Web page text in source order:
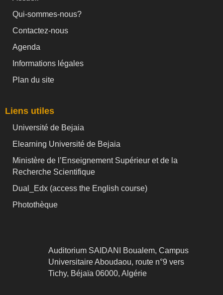
Qui-sommes-nous?
Contactez-nous
Agenda
Informations légales
Plan du site
Liens utiles
Université de Bejaia
Elearning Université de Bejaia
Ministère de l’Enseignement Supérieur et de la
Recherche Scientifique
Dual_Edx (access the English course)
Photothèque
Auditorium SAIDANI Boualem, Campus
Universitaire Aboudaou, route n°9 vers
Tichy, Béjaïa 06000, Algérie